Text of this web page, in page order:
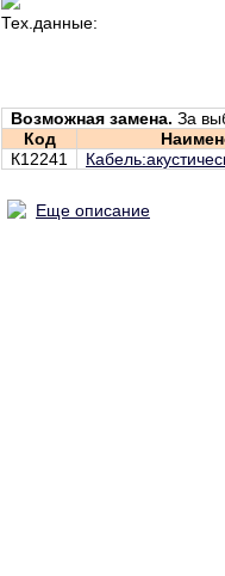
Тех.данные:
Возможная замена. За
Код
К12241
Еще описание